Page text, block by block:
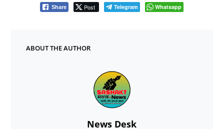
Share Post Telegram Whatsapp
ABOUT THE AUTHOR
News Desk